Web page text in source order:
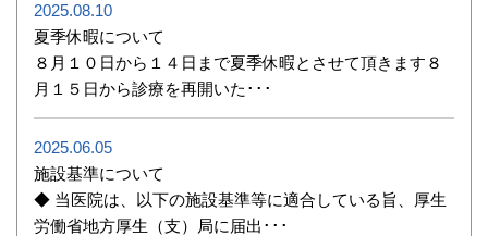
2025.08.10
夏季休暇について
８月１０日から１４日まで夏季休暇とさせて頂きます８
月１５日から診療を再開いた･･･
2025.06.05
施設基準について
◆ 当医院は、以下の施設基準等に適合している旨、厚生
労働省地方厚生（支）局に届出･･･